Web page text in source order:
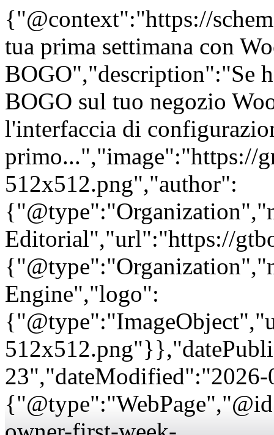
{"@context":"https://
tua prima settimana con
BOGO","description":"Se
BOGO sul tuo negozio
l'interfaccia di
primo...","image":"https://
512x512.png","author":
Editorial","url":"https://
Engine","logo":